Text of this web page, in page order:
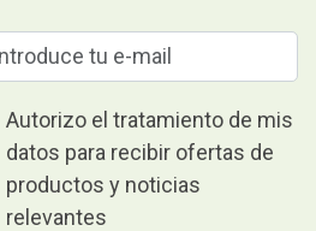
Autorizo el tratamiento de mis
datos para recibir ofertas de
productos y noticias
relevantes